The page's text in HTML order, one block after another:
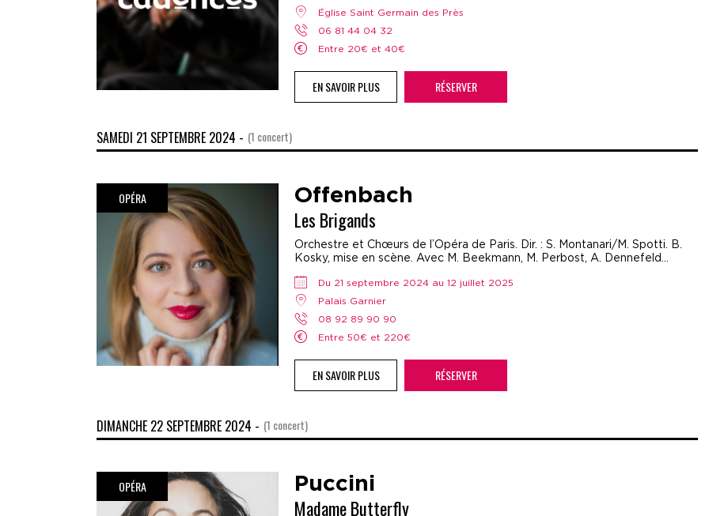
Église Saint Germain des Près
06 81 44 04 32
Entre 20€ et 40€
EN SAVOIR PLUS RÉSERVER
SAMEDI 21 SEPTEMBRE 2024 - (1 concert)
OPÉRA Offenbach
Les Brigands
Orchestre et Chœurs de l’Opéra de Paris. Dir. : S. Montanari/M. Spotti. B.
Kosky, mise en scène. Avec M. Beekmann, M. Perbost, A. Dennefeld…
Du 21 septembre 2024 au 12 juillet 2025
Palais Garnier
08 92 89 90 90
Entre 50€ et 220€
EN SAVOIR PLUS RÉSERVER
DIMANCHE 22 SEPTEMBRE 2024 - (1 concert)
OPÉRA Puccini
Madame Butterfly